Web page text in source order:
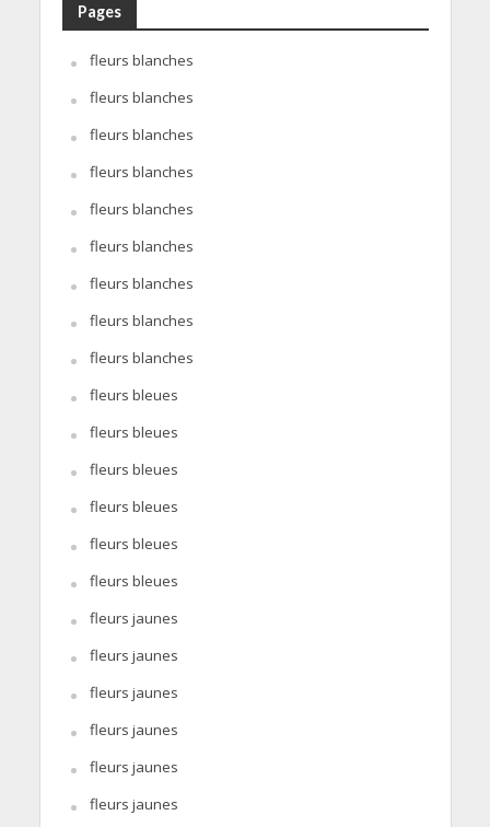
Pages
fleurs blanches
fleurs blanches
fleurs blanches
fleurs blanches
fleurs blanches
fleurs blanches
fleurs blanches
fleurs blanches
fleurs blanches
fleurs bleues
fleurs bleues
fleurs bleues
fleurs bleues
fleurs bleues
fleurs bleues
fleurs jaunes
fleurs jaunes
fleurs jaunes
fleurs jaunes
fleurs jaunes
fleurs jaunes